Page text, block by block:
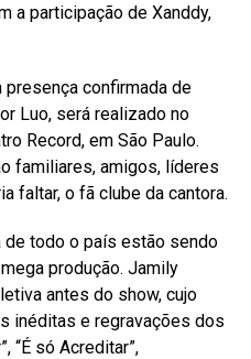
a participação de Xanddy,
presença confirmada de
Luo, será realizado no
Record, em São Paulo.
familiares, amigos, líderes
faltar, o fã clube da cantora.
de todo o país estão sendo
produção. Jamily
antes do show, cujo
inéditas e regravações dos
“É só Acreditar”,